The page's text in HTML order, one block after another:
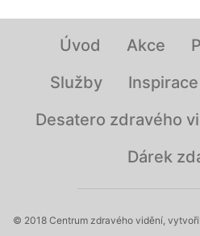
Úvod Akce
Služby
Inspirace
Desatero zdravého
Dárek
© 2018 Centrum zdravého vidění,